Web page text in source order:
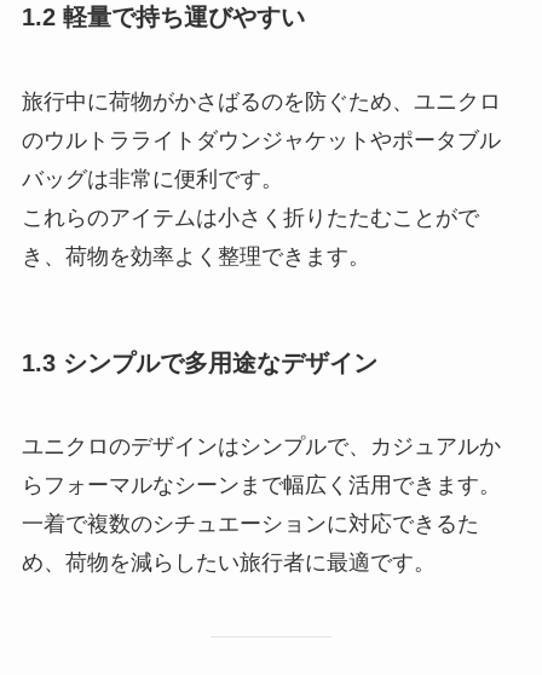
1.2 軽量で持ち運びやすい
旅行中に荷物がかさばるのを防ぐため、ユニクロ
のウルトラライトダウンジャケットやポータブル
バッグは非常に便利です。
これらのアイテムは小さく折りたたむことがで
き、荷物を効率よく整理できます。
1.3 シンプルで多用途なデザイン
ユニクロのデザインはシンプルで、カジュアルか
らフォーマルなシーンまで幅広く活用できます。
一着で複数のシチュエーションに対応できるた
め、荷物を減らしたい旅行者に最適です。